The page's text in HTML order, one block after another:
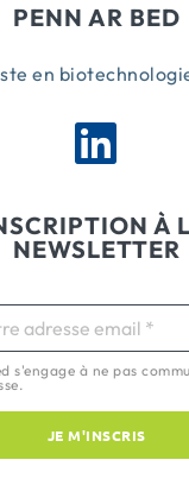
PENN AR BED
en
À
NEWSLETTER
s'engage à ne pas
JE M'INSCRIS